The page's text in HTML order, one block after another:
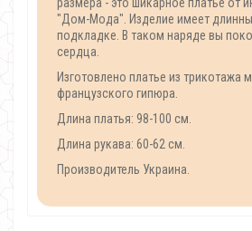
"Дом-Мода". Изделие имеет
подкладке. В таком наряде вы
сердца.
Изготовлено платье из трикотажа
французского гипюра.
Длина платья: 98-100 см.
Длина рукава: 60-62 см.
Производитель Украина.